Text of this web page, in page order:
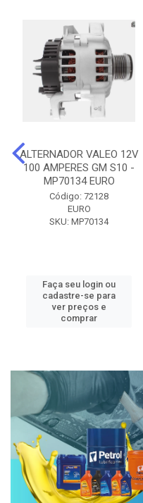
ALTERNADOR VALEO 12V
100 AMPERES GM S10 -
MP70134 EURO
Código: 72128
EURO
SKU: MP70134
Faça seu login ou
cadastre-se para
ver preços e
comprar